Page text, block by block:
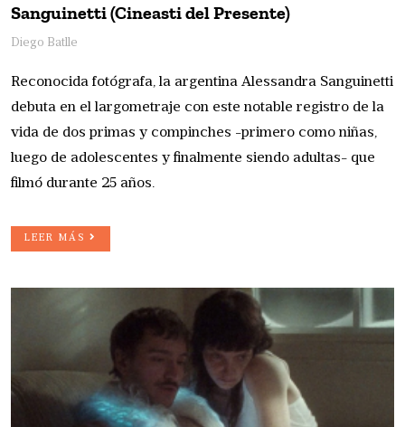
Sanguinetti (Cineasti del Presente)
Diego Batlle
Reconocida fotógrafa, la argentina Alessandra Sanguinetti
debuta en el largometraje con este notable registro de la
vida de dos primas y compinches -primero como niñas,
luego de adolescentes y finalmente siendo adultas- que
filmó durante 25 años.
LEER MÁS